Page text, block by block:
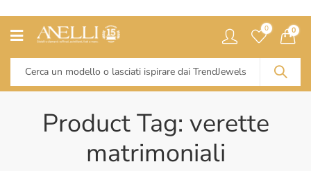
0 0
Product Tag: verette
matrimoniali